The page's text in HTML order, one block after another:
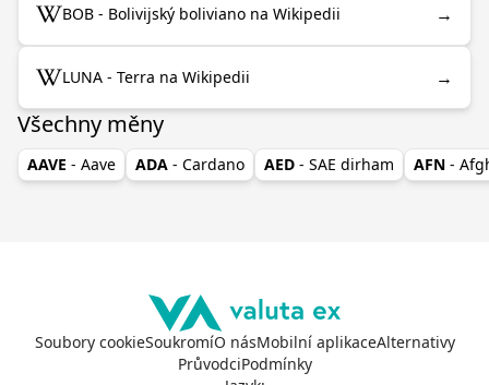
BOB - Bolivijský boliviano na Wikipedii →
LUNA - Terra na Wikipedii →
Všechny měny
AAVE - Aave ADA - Cardano AED - SAE dirham AFN -
Soubory cookieSoukromíO násMobilní aplikaceAlternativy
PrůvodciPodmínky